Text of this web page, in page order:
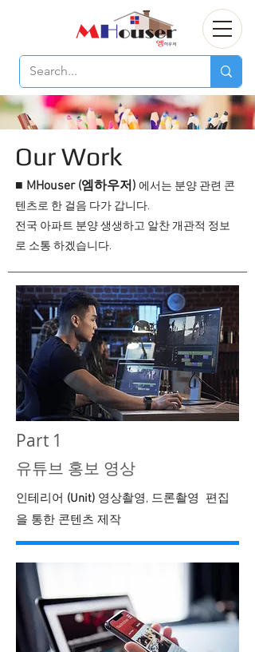
Our Work
■ MHouser (엠하우저) 에서는 분양 관련 콘
텐츠로 한 걸음 다가 갑니다.
전국 아파트 분양 생생하고 알찬 개관적 정보
로 소통 하겠습니다.
Part 1
​유튜브 홍보 영상
​인테리어 (Unit) 영상촬영, 드론촬영 편집
을 통한 콘텐츠 제작